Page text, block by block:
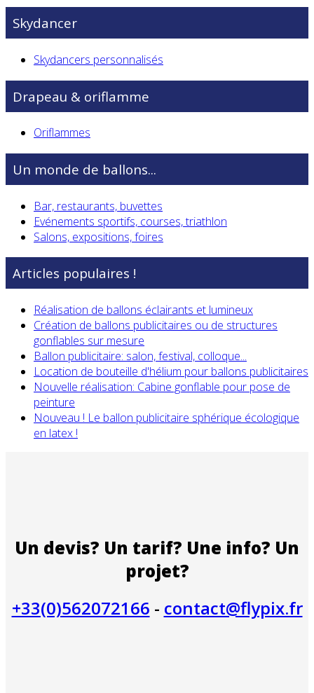
Skydancer
Skydancers personnalisés
Drapeau & oriflamme
Oriflammes
Un monde de ballons...
Bar, restaurants, buvettes
Evénements sportifs, courses, triathlon
Salons, expositions, foires
Articles populaires !
Réalisation de ballons éclairants et lumineux
Création de ballons publicitaires ou de structures
gonflables sur mesure
Ballon publicitaire: salon, festival, colloque...
Location de bouteille d'hélium pour ballons publicitaires
Nouvelle réalisation: Cabine gonflable pour pose de
peinture
Nouveau ! Le ballon publicitaire sphérique écologique
en latex !
Un devis? Un tarif? Une info? Un
projet?
+33(0)562072166 - contact@flypix.fr